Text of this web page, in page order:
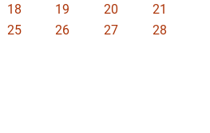
18 19 20
21
25 26 27
28